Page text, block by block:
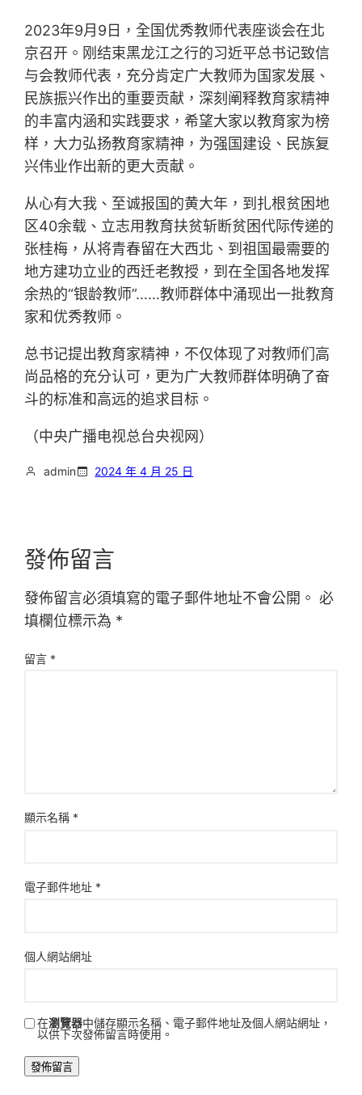
2023年9月9日，全国优秀教师代表座谈会在北
京召开。刚结束黑龙江之行的习近平总书记致信
与会教师代表，充分肯定广大教师为国家发展、
民族振兴作出的重要贡献，深刻阐释教育家精神
的丰富内涵和实践要求，希望大家以教育家为榜
样，大力弘扬教育家精神，为强国建设、民族复
兴伟业作出新的更大贡献。
从心有大我、至诚报国的黄大年，到扎根贫困地
区40余载、立志用教育扶贫斩断贫困代际传递的
张桂梅，从将青春留在大西北、到祖国最需要的
地方建功立业的西迁老教授，到在全国各地发挥
余热的“银龄教师”……教师群体中涌现出一批教育
家和优秀教师。
总书记提出教育家精神，不仅体现了对教师们高
尚品格的充分认可，更为广大教师群体明确了奋
斗的标准和高远的追求目标。
（中央广播电视总台央视网）
admin 2024 年 4 月 25 日
發佈留言
發佈留言必須填寫的電子郵件地址不會公開。 必
填欄位標示為 *
留言 *
顯示名稱 *
電子郵件地址 *
個人網站網址
在瀏覽器中儲存顯示名稱、電子郵件地址及個人網站網址，
以供下次發佈留言時使用。